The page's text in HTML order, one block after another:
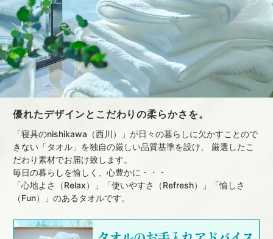
優れたデザインとこだわりの柔らかさを。
「寝具のnishikawa（西川）」が日々の暮らしに欠かすことので
きない「タオル」を独自の厳しい品質基準を設け、 厳選したこ
だわり素材でお届け致します。
毎日の暮らしを愉しく、心豊かに・・・
「心地よさ（Relax）」「使いやすさ（Refresh）」「愉しさ
（Fun）」のあるタオルです。